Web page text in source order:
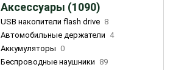
Аксессуары (1090)
USB накопители flash drive 8
Автомобильные держатели 4
Аккумуляторы 0
Беспроводные наушники 89